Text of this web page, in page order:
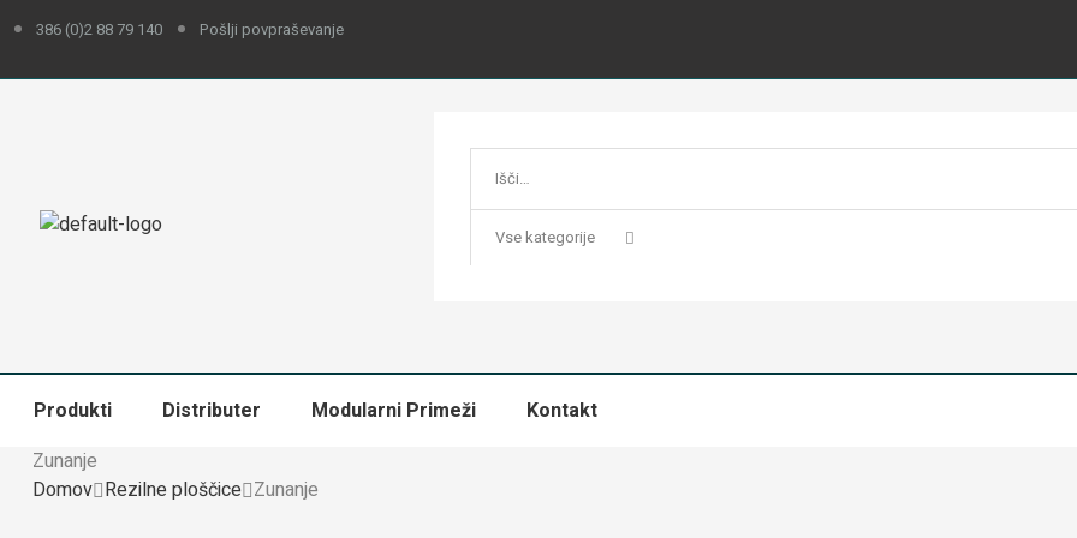
386 (0)2 88 79 140 Pošlji povpraševanje
Vse kategorije
Produkti Distributer Modularni Primeži
Kontakt
Zunanje
Domov Rezilne ploščice Zunanje